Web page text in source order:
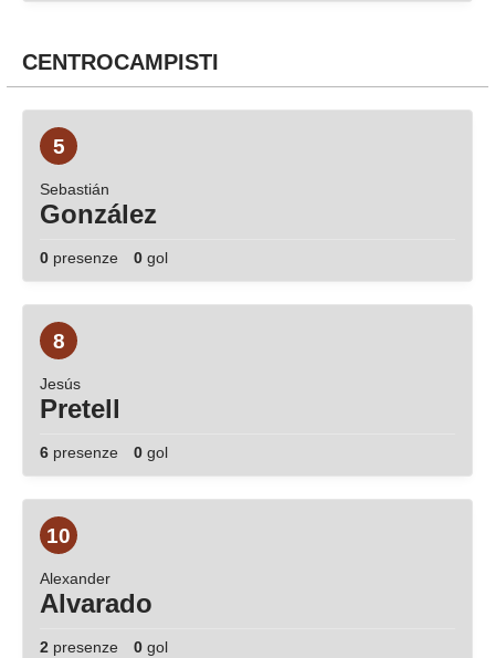
CENTROCAMPISTI
5
Sebastián
González
0 presenze 0 gol
8
Jesús
Pretell
6 presenze 0 gol
10
Alexander
Alvarado
2 presenze 0 gol